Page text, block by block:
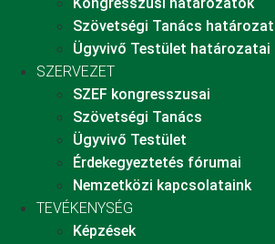
Szövetségi Tanács
Ügyvivő Testület határozatai
SZERVEZET
SZEF kongresszusai
Szövetségi Tanács
Ügyvivő Testület
Érdekegyeztetés fórumai
Nemzetközi kapcsolataink
TEVÉKENYSÉG
Képzések